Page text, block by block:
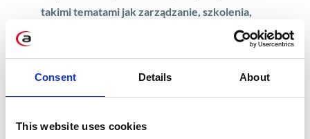
Consent Details About
This website uses cookies
takimi tematami jak zarządzanie, szkolenia,
komunikacja w projekcie czy identyfikacja
automatyczna. Można spośród nich wymienić